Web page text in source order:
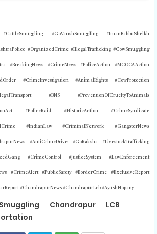
#GoVanshSmuggling #ImanBabbuSheikh
#OrganizedCrime #IllegalTrafficking #CowSmuggling
#BreakingNews #CrimeNews #PoliceAction #MCOCAAction
#CrimeInvestigation #AnimalRights #CowProtection
#BNS #PreventionOfCrueltyToAnimals
#PoliceRaid #HistoricAction #CrimeSyndicate
#IndianLaw #CriminalNetwork #GangsterNews
#AntiCrimeDrive #GoRaksha #LivestockTrafficking
#CrimeControl #JusticeSystem #LawEnforcement
#CrimeAlert #PublicSafety #BorderCrime #ExclusiveReport
#ChandrapurNews #ChandrapurLcb #AyushNopany
Chandrapur
LCB